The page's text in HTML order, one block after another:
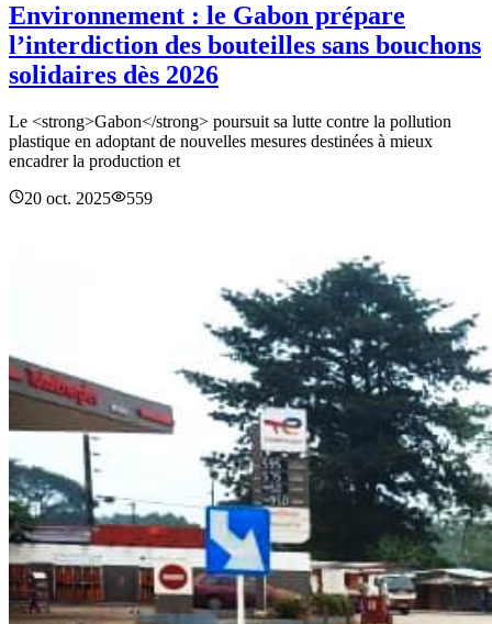
Environnement : le Gabon prépare
l’interdiction des bouteilles sans bouchons
solidaires dès 2026
Le <strong>Gabon</strong> poursuit sa lutte contre la pollution
plastique en adoptant de nouvelles mesures destinées à mieux
encadrer la production et
20 oct. 2025
559